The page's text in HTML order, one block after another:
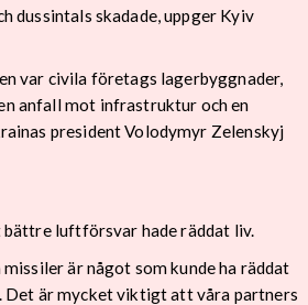
dussintals skadade, uppger Kyiv
var civila företags lagerbyggnader,
anfall mot infrastruktur och en
president Volodymyr Zelenskyj
luftförsvar hade räddat liv.
är något som kunde ha räddat
Det är mycket viktigt att våra partners